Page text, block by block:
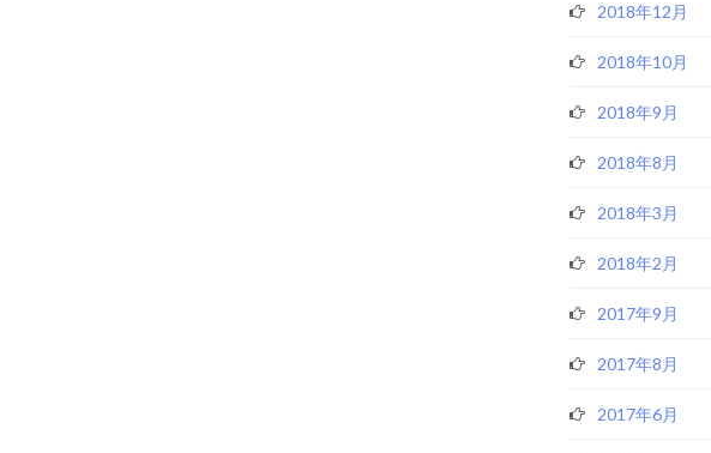
2018年12月
2018年10月
2018年9月
2018年8月
2018年3月
2018年2月
2017年9月
2017年8月
2017年6月